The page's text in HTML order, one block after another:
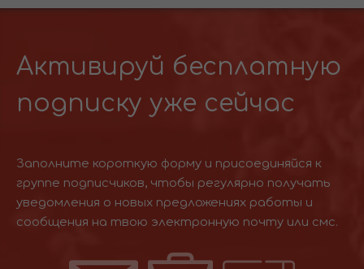
Активируй бесплатную
подписку уже сейчас
Заполните короткую форму и присоединяйся к
группе подписчиков, чтобы регулярно получать
уведомления о новых предложениях работы и
сообщения на твою электронную почту или смс.